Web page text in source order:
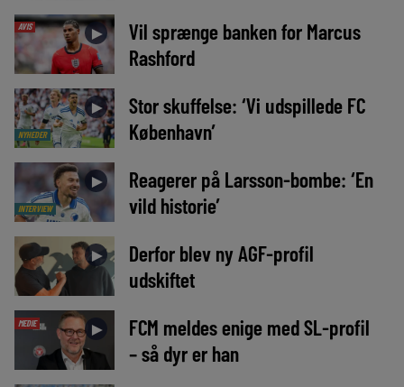
AVIS ►
Vil sprænge banken for Marcus
Rashford
NYHEDER
►
Stor skuffelse: ‘Vi udspillede FC
København’
INTERVIEW
►
Reagerer på Larsson-bombe: ‘En
vild historie’
►
Derfor blev ny AGF-profil
udskiftet
MEDIE ►
FCM meldes enige med SL-profil
– så dyr er han